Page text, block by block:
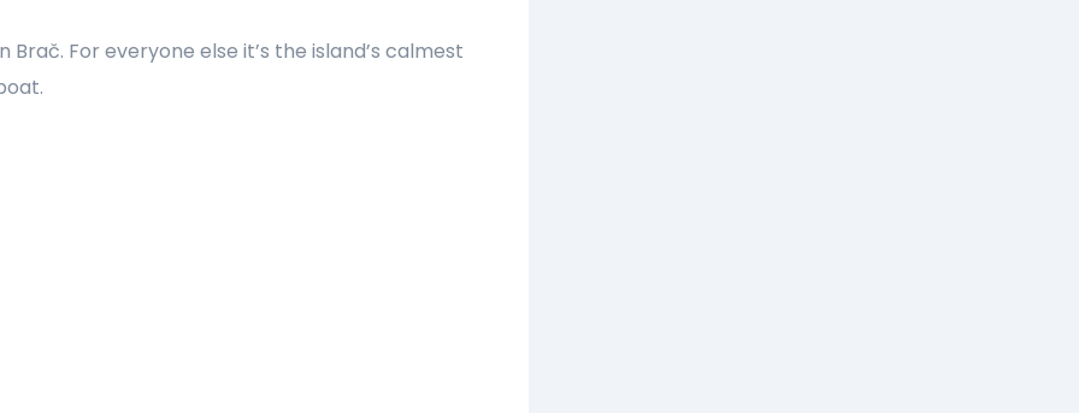
For everyone else it’s the island’s calmest